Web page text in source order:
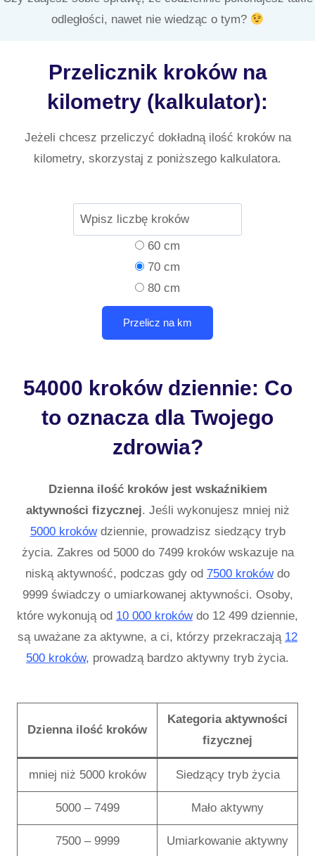
odległości, nawet nie wiedząc o tym?
Przelicznik kroków na
kilometry (kalkulator):
Jeżeli chcesz przeliczyć dokładną ilość kroków na
kilometry, skorzystaj z poniższego kalkulatora.
60 cm
70 cm
80 cm
54000 kroków dziennie: Co
to oznacza dla Twojego
zdrowia?
Dzienna ilość kroków jest wskaźnikiem
aktywności fizycznej. Jeśli wykonujesz mniej niż
5000 krokówdziennie, prowadzisz siedzący tryb
życia. Zakres od 5000 do 7499 kroków wskazuje na
niską aktywność, podczas gdy od 7500 krokówdo
9999 świadczy o umiarkowanej aktywności. Osoby,
które wykonują od 10 000 krokówdo 12 499 dziennie,
są uważane za aktywne, a ci, którzy przekraczają 12
500 kroków, prowadzą bardzo aktywny tryb życia.
Dzienna ilość kroków
Kategoria aktywności
fizycznej
mniej niż 5000 kroków Siedzący tryb życia
5000 – 7499 Mało aktywny
7500 – 9999 Umiarkowanie aktywny